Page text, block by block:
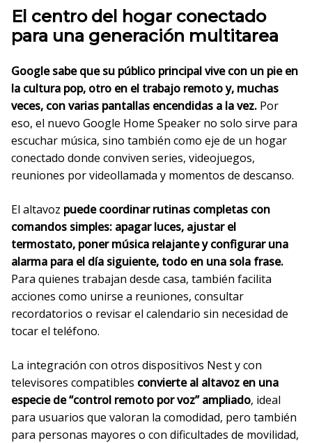
El centro del hogar conectado
para una generación multitarea
Google sabe que su público principal vive con un pie en
la cultura pop, otro en el trabajo remoto y, muchas
veces, con varias pantallas encendidas a la vez. Por
eso, el nuevo Google Home Speaker no solo sirve para
escuchar música, sino también como eje de un hogar
conectado donde conviven series, videojuegos,
reuniones por videollamada y momentos de descanso.
El altavoz puede coordinar rutinas completas con
comandos simples: apagar luces, ajustar el
termostato, poner música relajante y configurar una
alarma para el día siguiente, todo en una sola frase.
Para quienes trabajan desde casa, también facilita
acciones como unirse a reuniones, consultar
recordatorios o revisar el calendario sin necesidad de
tocar el teléfono.
La integración con otros dispositivos Nest y con
televisores compatibles convierte al altavoz en una
especie de “control remoto por voz” ampliado, ideal
para usuarios que valoran la comodidad, pero también
para personas mayores o con dificultades de movilidad,